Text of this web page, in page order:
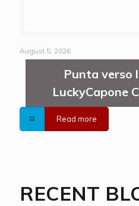
August 5, 2026
Punta verso
LuckyCapone
Read more
RECENT